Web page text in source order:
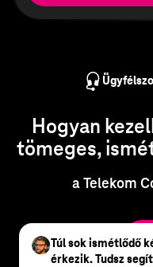
Gyártástámogatás
Hogyan
tömeges,
a Telekom
Túl sok ismétlődő
érkezik. Tudsz